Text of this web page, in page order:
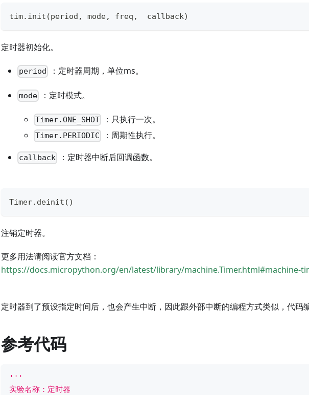
tim. init (period , mode, freq ,
  callback
)
定时器初始化。
period ：定时器周期，单位ms。
mode ：定时模式。
Timer.ONE_SHOT ：只执行一次。
Timer.PERIODIC ：周期性执行。
callback ：定时器中断后回调函数。
Timer. deinit ( )
注销定时器。
更多用法请阅读官方文档：
https://docs.micropython.org/en/latest/library/machine.Timer.html#machine-
定时器到了预设指定时间后，也会产生中断，因此跟外部中断的编程方式类似，代码
参考代码
'''
实验名称：定时器